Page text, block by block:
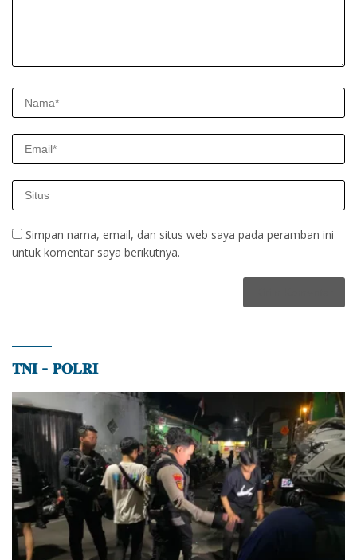
Simpan nama, email, dan situs web saya pada peramban ini
untuk komentar saya berikutnya.
𝐓𝐍𝐈 – 𝐏𝐎𝐋𝐑𝐈